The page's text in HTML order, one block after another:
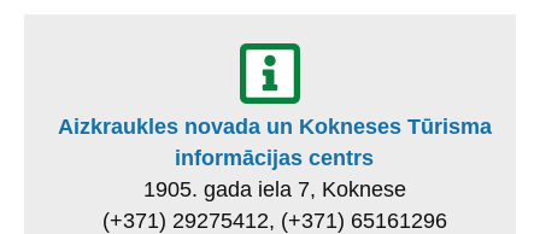
Aizkraukles novada un Kokneses Tūrisma
informācijas centrs
1905. gada iela 7, Koknese
(+371) 29275412, (+371) 65161296